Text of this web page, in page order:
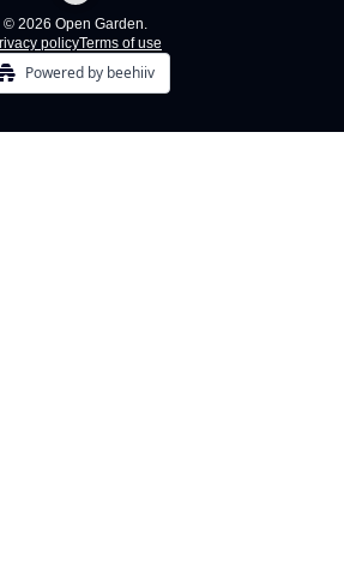
© 2026 Open Garden.
policyTerms of use
Powered by beehiiv